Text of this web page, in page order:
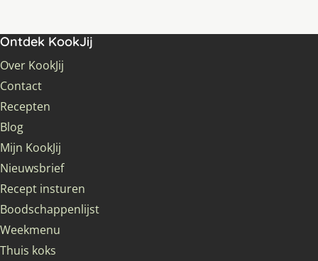
Ontdek KookJij
Over KookJij
Contact
Recepten
Blog
Mijn KookJij
Nieuwsbrief
Recept insturen
Boodschappenlijst
Weekmenu
Thuis koks